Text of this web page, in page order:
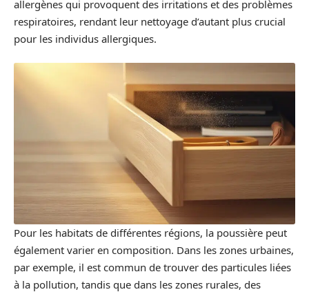
allergènes qui provoquent des irritations et des problèmes
respiratoires, rendant leur nettoyage d’autant plus crucial
pour les individus allergiques.
Pour les habitats de différentes régions, la poussière peut
également varier en composition. Dans les zones urbaines,
par exemple, il est commun de trouver des particules liées
à la pollution, tandis que dans les zones rurales, des